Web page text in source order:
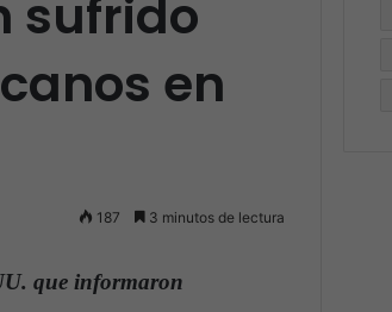
sufrido
en
187 3 minutos de lectura
que informaron